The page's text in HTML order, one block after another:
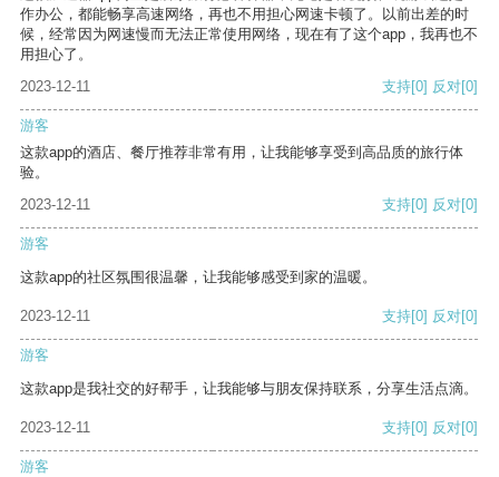
作办公，都能畅享高速网络，再也不用担心网速卡顿了。以前出差的时
候，经常因为网速慢而无法正常使用网络，现在有了这个app，我再也不
用担心了。
2023-12-11
支持[0] 反对[0]
游客
这款app的酒店、餐厅推荐非常有用，让我能够享受到高品质的旅行体
验。
2023-12-11
支持[0] 反对[0]
游客
这款app的社区氛围很温馨，让我能够感受到家的温暖。
2023-12-11 支持[0] 反对[0]
游客
这款app是我社交的好帮手，让我能够与朋友保持联系，分享生活点滴。
2023-12-11 支持[0] 反对[0]
游客